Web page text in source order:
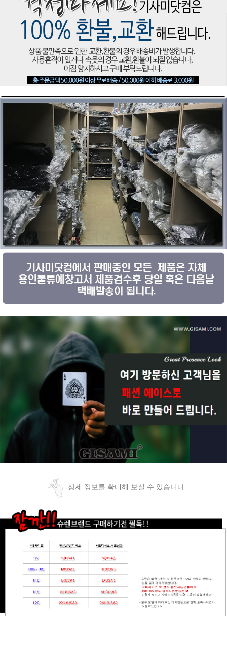
상세 정보를 확대해 보실 수 있습니다